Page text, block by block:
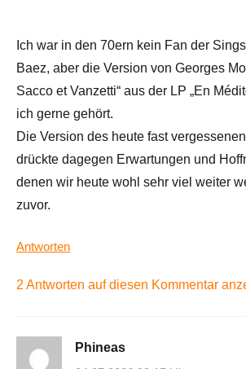
Ich war in den 70ern kein Fan der
Baez, aber die Version von Georges
Sacco et Vanzetti“ aus der LP „En
ich gerne gehört.
Die Version des heute fast
drückte dagegen Erwartungen und
denen wir heute wohl sehr viel weiter
zuvor.
Antworten
2 Antworten auf diesen Kommentar
Phineas